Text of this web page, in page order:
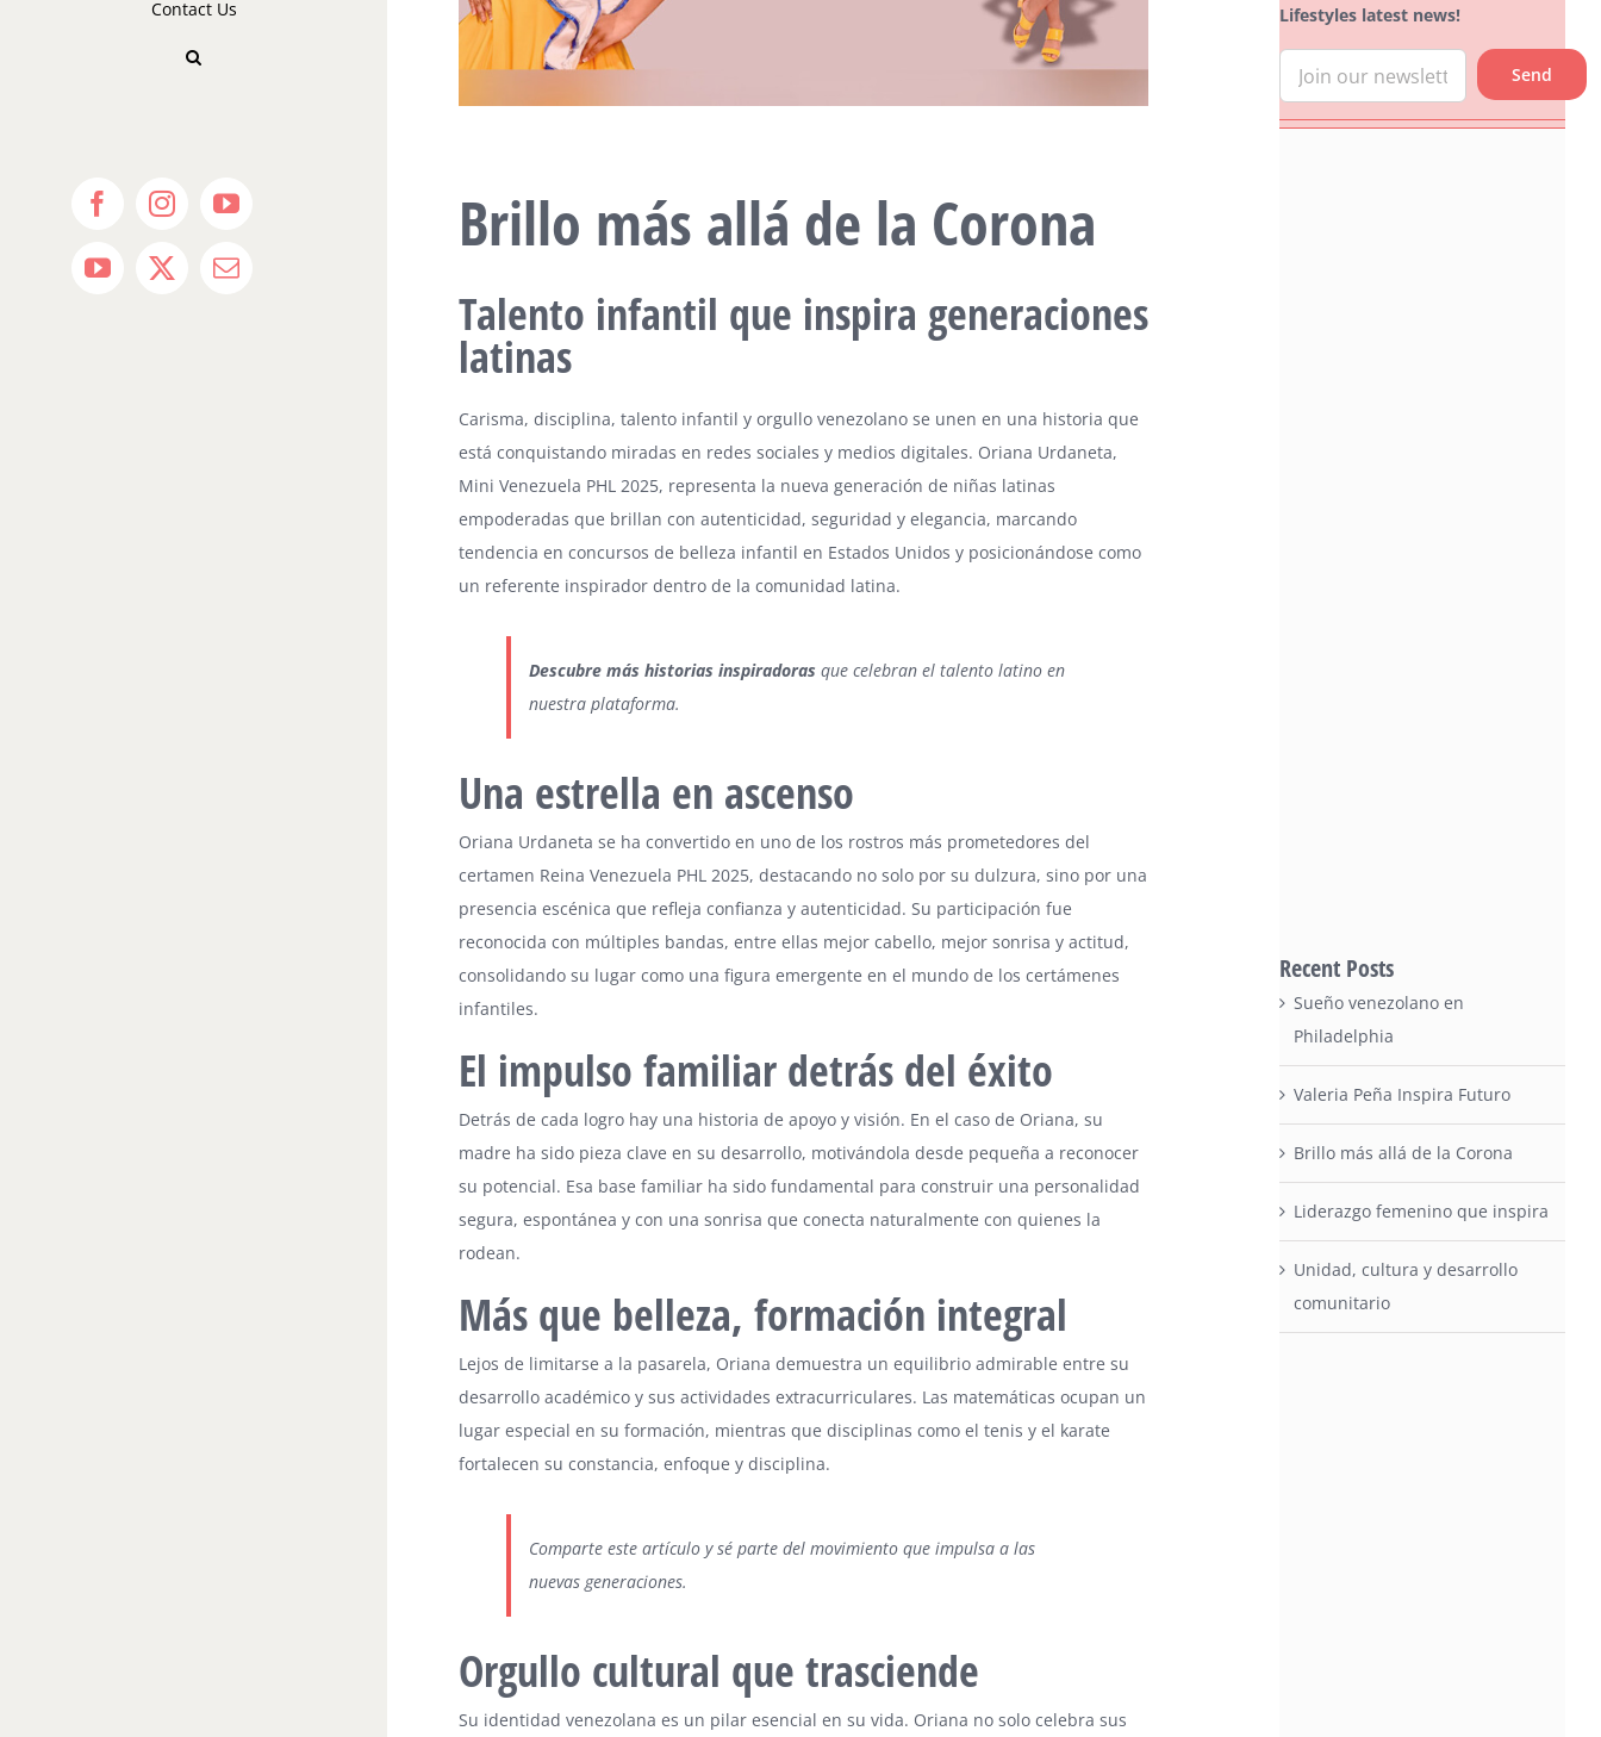
Contact Us
FacebookInstagramYouTube
YouTube
X Email
Brillo más allá de la Corona
Talento infantil que inspira generaciones
latinas
Carisma, disciplina, talento infantil y orgullo venezolano se unen en una historia que
está conquistando miradas en redes sociales y medios digitales. Oriana Urdaneta,
Mini Venezuela PHL 2025, representa la nueva generación de niñas latinas
empoderadas que brillan con autenticidad, seguridad y elegancia, marcando
tendencia en concursos de belleza infantil en Estados Unidos y posicionándose como
un referente inspirador dentro de la comunidad latina.
Descubre más historias inspiradoras que celebran el talento latino en
nuestra plataforma.
Una estrella en ascenso
Oriana Urdaneta se ha convertido en uno de los rostros más prometedores del
certamen Reina Venezuela PHL 2025, destacando no solo por su dulzura, sino por una
presencia escénica que refleja confianza y autenticidad. Su participación fue
reconocida con múltiples bandas, entre ellas mejor cabello, mejor sonrisa y actitud,
consolidando su lugar como una figura emergente en el mundo de los certámenes
infantiles.
El impulso familiar detrás del éxito
Detrás de cada logro hay una historia de apoyo y visión. En el caso de Oriana, su
madre ha sido pieza clave en su desarrollo, motivándola desde pequeña a reconocer
su potencial. Esa base familiar ha sido fundamental para construir una personalidad
segura, espontánea y con una sonrisa que conecta naturalmente con quienes la
rodean.
Más que belleza, formación integral
Lejos de limitarse a la pasarela, Oriana demuestra un equilibrio admirable entre su
desarrollo académico y sus actividades extracurriculares. Las matemáticas ocupan un
lugar especial en su formación, mientras que disciplinas como el tenis y el karate
fortalecen su constancia, enfoque y disciplina.
Comparte este artículo y sé parte del movimiento que impulsa a las
nuevas generaciones.
Orgullo cultural que trasciende
Su identidad venezolana es un pilar esencial en su vida. Oriana no solo celebra sus
Lifestyles latest news!
Recent Posts
Sueño venezolano en
Philadelphia
Valeria Peña Inspira Futuro
Brillo más allá de la Corona
Liderazgo femenino que inspira
Unidad, cultura y desarrollo
comunitario